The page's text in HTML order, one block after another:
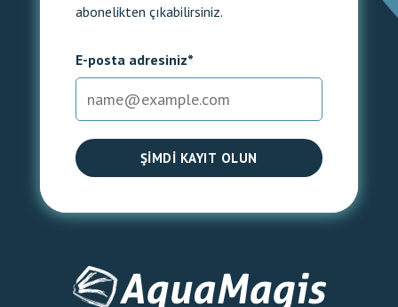
abonelikten çıkabilirsiniz.
E-posta adresiniz*
ŞIMDI KAYIT OLUN